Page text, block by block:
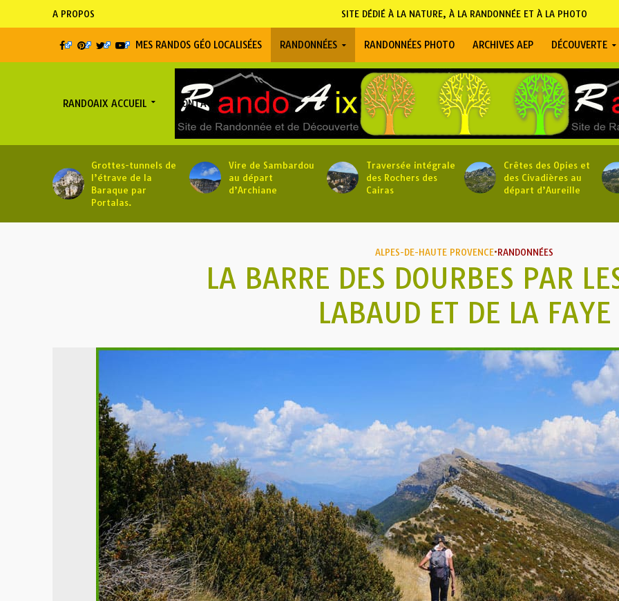
A PROPOS SITE DÉDIÉ À LA NATURE, À LA RANDONNÉE ET À LA PHOTO
MES RANDOS GÉO LOCALISÉES RANDONNÉES RANDONNÉES PHOTO ARCHIVES AEP DÉCOUVERTE
RANDOAIX ACCUEIL CONTACT
Grottes-tunnels de
l’étrave de la
Baraque par
Portalas.
Vire de Sambardou
au départ
d’Archiane
Traversée intégrale
des Rochers des
Cairas
Crêtes des Opies et
des Civadières au
départ d’Aureille
ALPES-DE-HAUTE PROVENCE•RANDONNÉES
LA BARRE DES DOURBES PAR
LABAUD ET DE LA FAYE